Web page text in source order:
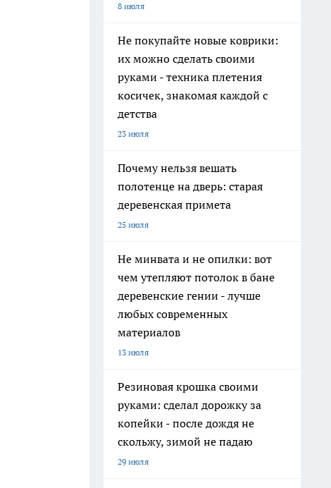
8 июля
Не покупайте новые коврики:
их можно сделать своими
руками - техника плетения
косичек, знакомая каждой с
детства
23 июля
Почему нельзя вешать
полотенце на дверь: старая
деревенская примета
25 июля
Не минвата и не опилки: вот
чем утепляют потолок в бане
деревенские гении - лучше
любых современных
материалов
13 июля
Резиновая крошка своими
руками: сделал дорожку за
копейки - после дождя не
скольжу, зимой не падаю
29 июля